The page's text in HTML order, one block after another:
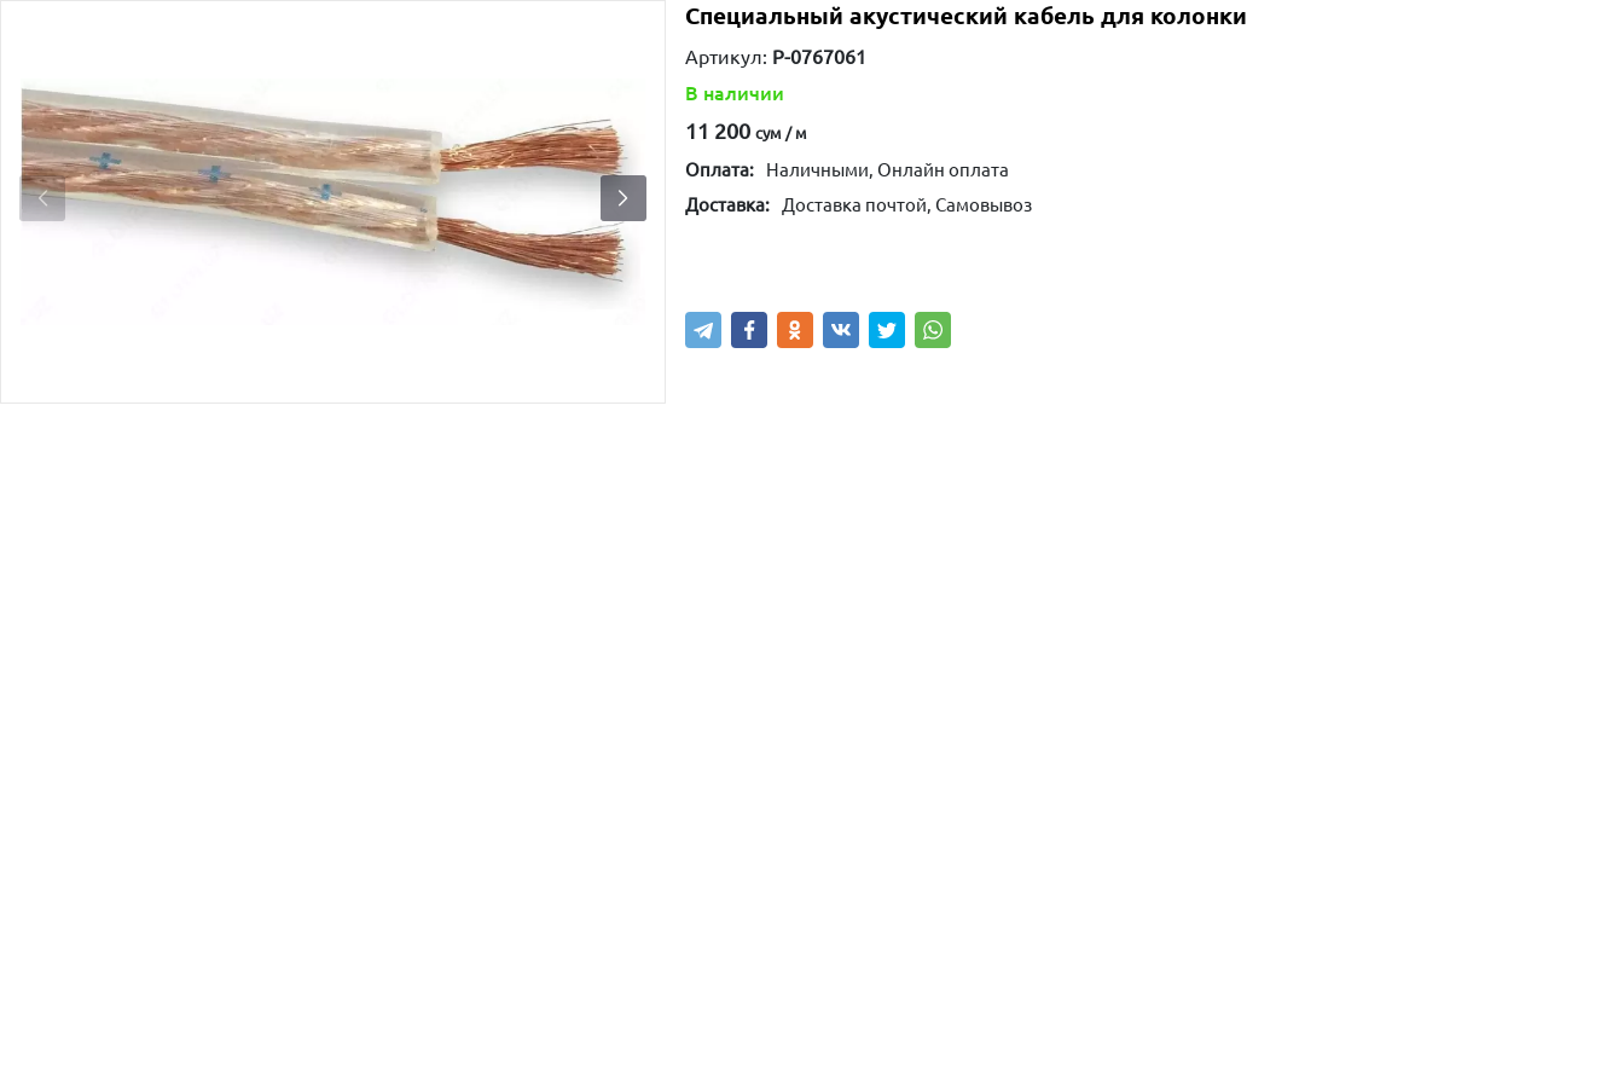
Специальный акустический кабель для колонки
Артикул: P-0767061
В наличии
11 200 сум / м
Оплата:
Наличными, Онлайн оплата
Доставка:
Доставка почтой, Самовывоз